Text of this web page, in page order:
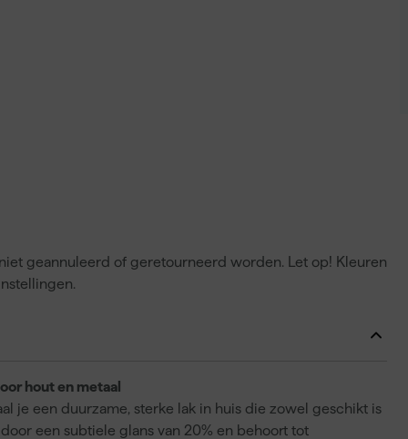
geannuleerd of geretourneerd worden. Let op! Kleuren
hout en metaal
je een duurzame, sterke lak in huis die zowel geschikt is
een subtiele glans van 20% en behoort tot